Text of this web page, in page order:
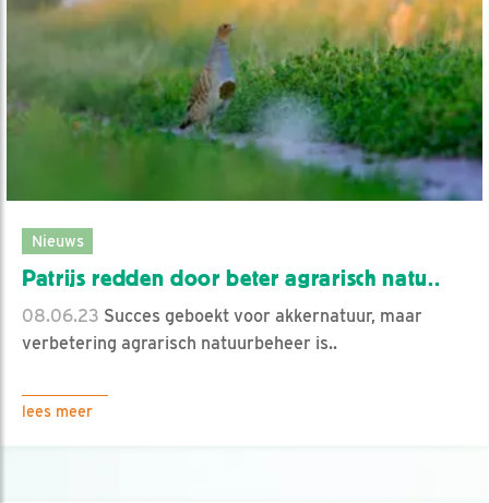
Nieuws
Patrijs redden door beter agrarisch natu..
08.06.23 Succes geboekt voor akkernatuur, maar
verbetering agrarisch natuurbeheer is..
lees meer